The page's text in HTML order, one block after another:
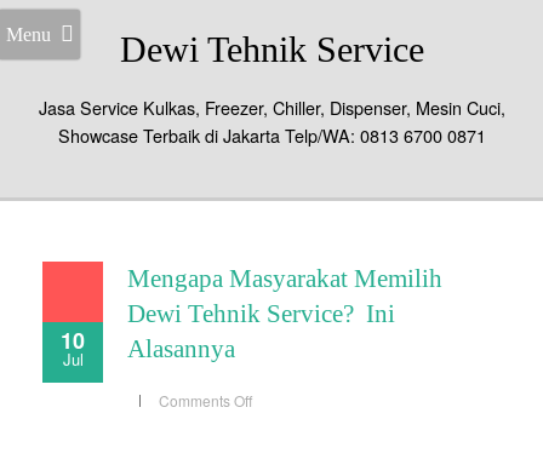
Menu Dewi Tehnik Service
Jasa Service Kulkas, Freezer, Chiller, Dispenser, Mesin Cuci,
Showcase Terbaik di Jakarta Telp/WA: 0813 6700 0871
10
Jul
Mengapa Masyarakat Memilih
Dewi Tehnik Service? Ini
Alasannya
Comments Offon